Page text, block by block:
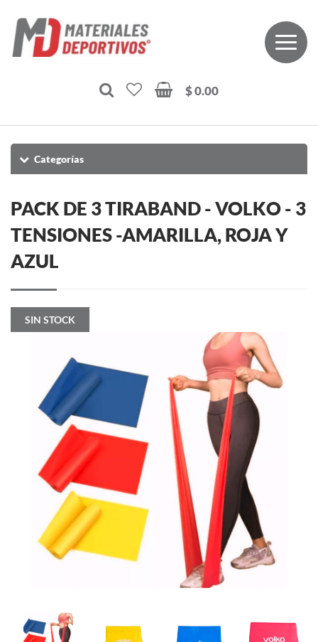
$ 0.00
Categorías
PACK DE 3 TIRABAND - VOLKO - 3
TENSIONES -AMARILLA, ROJA Y
AZUL
SIN STOCK